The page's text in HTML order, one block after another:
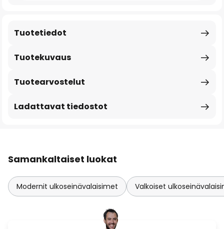
Tuotekuvaus
Tuotetiedot
Tuotearvostelut
Ladattavat tiedostot
Samankaltaiset luokat
Modernit ulkoseinävalaisimet Valkoiset